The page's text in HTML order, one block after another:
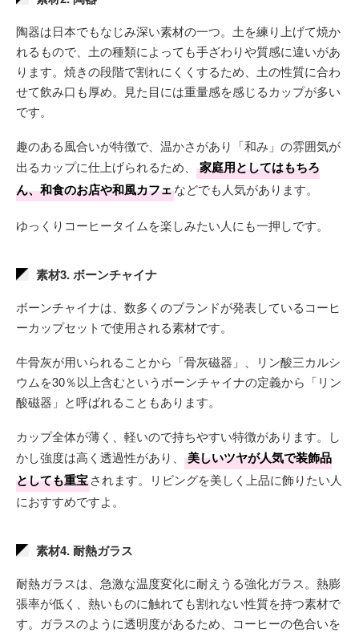
陶器は日本でもなじみ深い素材の一つ。土を練り上げて焼か
れるもので、土の種類によっても手ざわりや質感に違いがあ
ります。焼きの段階で割れにくくするため、土の性質に合わ
せて飲み口も厚め。見た目には重量感を感じるカップが多い
です。
趣のある風合いが特徴で、温かさがあり「和み」の雰囲気が
出るカップに仕上げられるため、
家庭用としてはもちろ
ん、和食のお店や和風カフェなどでも人気があります。
ゆっくりコーヒータイムを楽しみたい人にも一押しです。
素材3. ボーンチャイナ
ボーンチャイナは、数多くのブランドが発表しているコーヒ
ーカップセットで使用される素材です。
牛骨灰が用いられることから「骨灰磁器」、リン酸三カルシ
ウムを30％以上含むというボーンチャイナの定義から「リン
酸磁器」と呼ばれることもあります。
カップ全体が薄く、軽いので持ちやすい特徴があります。し
かし強度は高く透過性があり、
美しいツヤが人気で装飾品
としても重宝されます。リビングを美しく上品に飾りたい人
におすすめですよ。
素材4. 耐熱ガラス
耐熱ガラスは、急激な温度変化に耐えうる強化ガラス。熱膨
張率が低く、熱いものに触れても割れない性質を持つ素材で
す。ガラスのように透明度があるため、コーヒーの色合いを